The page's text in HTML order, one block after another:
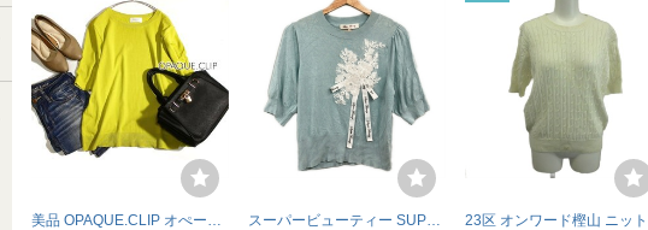
美品 OPAQUE.CLIP オぺークドットクリップ ゆったり 綺麗色 薄手 ストレッチ ニット プルオーバー 40号 L 春 夏 黄色 ワールド 26C03 スーパービューティー SUPERBEAUTY 半袖セーター/ニット サイズ42 L - ライトグリーン×白 レディース 美品 トップス